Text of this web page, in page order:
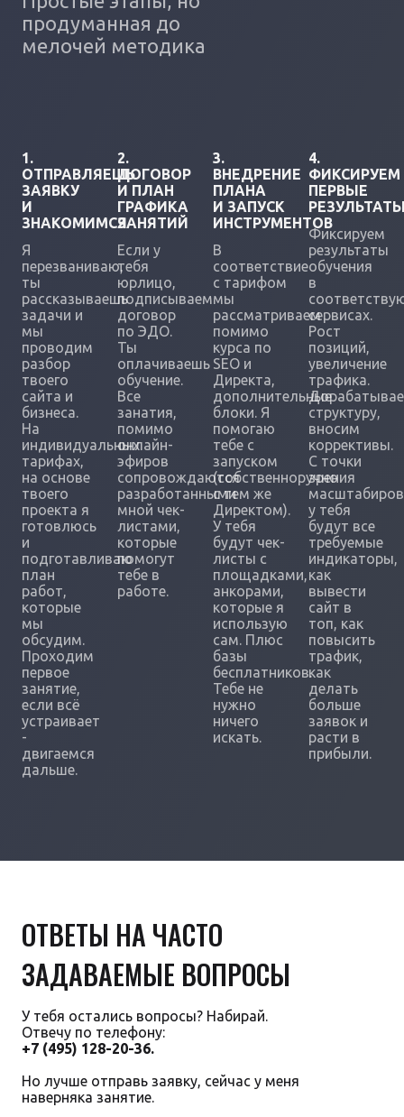
продуманная до
мелочей методика
1.
ОТПРАВЛЯЕШЬ
ЗАЯВКУ
И
ЗНАКОМИМСЯ
Я
перезваниваю,
ты
рассказываешь
задачи и
мы
проводим
разбор
твоего
сайта и
бизнеса.
На
индивидуальных
тарифах,
на основе
твоего
проекта я
готовлюсь
и
подготавливаю
план
работ,
которые
мы
обсудим.
Проходим
первое
занятие,
если всё
устраивает
-
двигаемся
дальше.
2.
ДОГОВОР
И ПЛАН
ГРАФИКА
ЗАНЯТИЙ
Если у
тебя
юрлицо,
подписываем
договор
по ЭДО.
Ты
оплачиваешь
обучение.
Все
занатия,
помимо
онлайн-
эфиров
сопровождаются
разработанными
мной чек-
листами,
которые
помогут
тебе в
работе.
3.
ВНЕДРЕНИЕ
ПЛАНА
И ЗАПУСК
ИНСТРУМЕНТОВ
В
соответствие
с тарифом
мы
рассматриваем
помимо
курса по
SEO и
Директа,
дополнительные
блоки. Я
помогаю
тебе с
запуском
(собственноручно
с тем же
Директом).
У тебя
будут чек-
листы с
площадками,
анкорами,
которые я
использую
сам. Плюс
базы
бесплатников.
Тебе не
нужно
ничего
искать.
4.
ФИКСИРУЕМ
ПЕРВЫЕ
Фиксируем
результаты
обучения
в
сервисах.
Рост
позиций,
увеличение
трафика.
структуру,
вносим
коррективы.
С точки
зрения
у тебя
будут все
требуемые
индикаторы,
как
вывести
сайт в
топ, как
повысить
трафик,
как
делать
больше
заявок и
расти в
прибыли.
ОТВЕТЫ НА ЧАСТО
ЗАДАВАЕМЫЕ ВОПРОСЫ
У тебя остались вопросы? Набирай.
Отвечу по телефону:
+7 (495) 128-20-36.
Но лучше отправь заявку, сейчас у меня
наверняка занятие.